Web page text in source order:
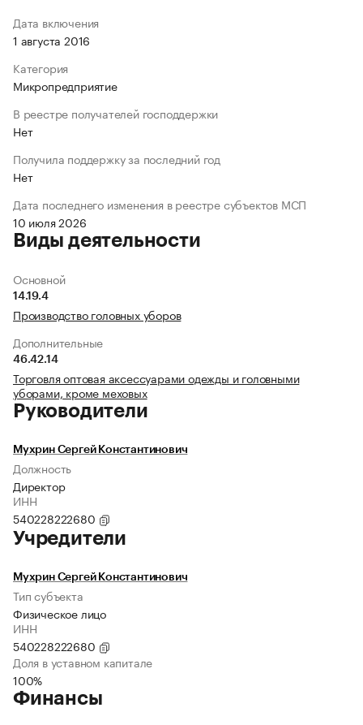
Дата включения
1 августа 2016
Категория
Микропредприятие
В реестре получателей господдержки
Нет
Получила поддержку за последний год
Нет
Дата последнего изменения в реестре субъектов МСП
10 июля 2026
Виды деятельности
Основной
14.19.4
Производство головных уборов
Дополнительные
46.42.14
Торговля оптовая аксессуарами одежды и головными
уборами, кроме меховых
Руководители
Мухрин Сергей Константинович
Должность
Директор
ИНН
540228222680
Учредители
Мухрин Сергей Константинович
Тип субъекта
Физическое лицо
ИНН
540228222680
Доля в уставном капитале
100%
Финансы